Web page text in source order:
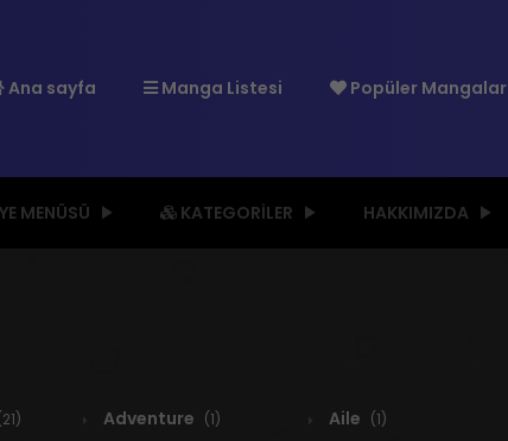
Ana sayfa Manga Listesi Popüler Mangalar
MENÜSÜ KATEGORILER HAKKIMIZDA
Adventure (1) Aile (1)